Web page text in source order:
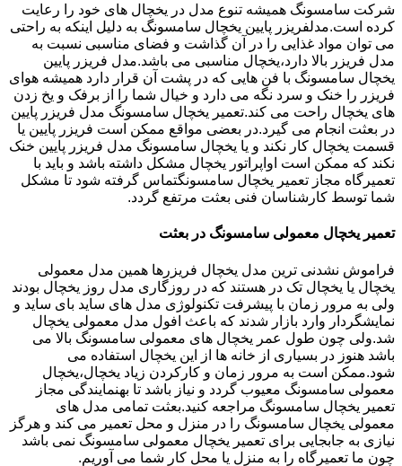
شرکت سامسونگ همیشه تنوع مدل در یخچال های خود را رعایت
کرده است.مدلفریزر پایین یخچال سامسونگ به دلیل اینکه به راحتی
می توان مواد غذایی را در آن گذاشت و فضای مناسبی نسبت به
مدل فریزر بالا دارد،یخچال مناسبی می باشد.مدل فریزر پایین
یخچال سامسونگ با فن هایی که در پشت آن قرار دارد همیشه هوای
فریزر را خنک و سرد نگه می دارد و خیال شما را از برفک و یخ زدن
های یخچال راحت می کند.تعمیر یخچال سامسونگ مدل فریزر پایین
در بعثت انجام می گیرد.در بعضی مواقع ممکن است فریزر پایین یا
قسمت یخچال کار نکند و یا یخچال سامسونگ مدل فریزر پایین خنک
نکند که ممکن است اواپراتور یخچال مشکل داشته باشد و باید با
تعمیرگاه مجاز تعمیر یخچال سامسونگتماس گرفته شود تا مشکل
شما توسط کارشناسان فنی بعثت مرتفع گردد.
تعمیر یخچال معمولی سامسونگ در بعثت
فراموش نشدنی ترین مدل یخچال فریزرها همین مدل معمولی
یخچال یا یخچال تک در هستند که در روزگاری مدل روز یخچال بودند
ولی به مرور زمان با پیشرفت تکنولوژی مدل های ساید بای ساید و
نمایشگردار وارد بازار شدند که باعث افول مدل معمولی یخچال
شد.ولی چون طول عمر یخچال های معمولی سامسونگ بالا می
باشد هنوز در بسیاری از خانه ها از این یخچال استفاده می
شود.ممکن است به مرور زمان و کارکردن زیاد یخچال،یخچال
معمولی سامسونگ معیوب گردد و نیاز باشد تا بهنمایندگی مجاز
تعمیر یخچال سامسونگ مراجعه کنید.بعثت تمامی مدل های
معمولی یخچال سامسونگ را در منزل و محل تعمیر می کند و هرگز
نیازی به جابجایی برای تعمیر یخچال معمولی سامسونگ نمی باشد
چون ما تعمیرگاه را به منزل یا محل کار شما می آوریم.